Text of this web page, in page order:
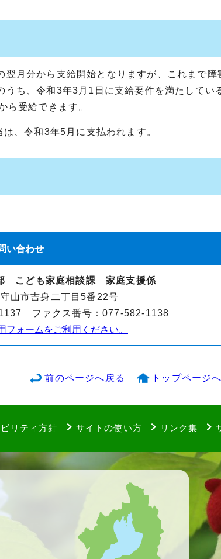
翌月分から支給開始となりますが、これまで
うち、令和3年3月1日に支給要件を満たしてい
ら受給できます。
、令和3年5月に支払われます。
い合わせ
こども家庭相談課 家庭支援係
山市吉身二丁目5番22号
ファクス番号：077-582-1138
フォームをご利用ください。
前のページへ戻る トップページ
リティ方針 サイトの使い方 リンク集